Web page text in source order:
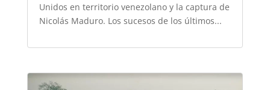
Unidos en territorio venezolano y la captura de
Nicolás Maduro. Los sucesos de los últimos...